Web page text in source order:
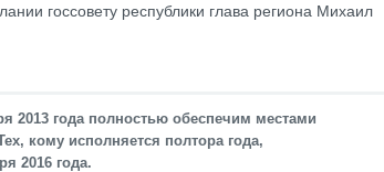
госсовету республики глава региона Михаил
2013 года полностью обеспечим местами
кому исполняется полтора года,
2016 года.